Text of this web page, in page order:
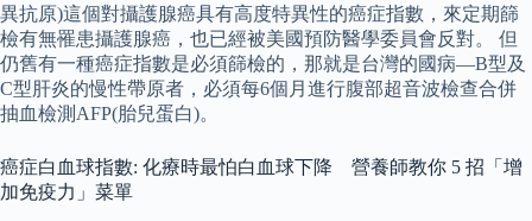
異抗原)這個對攝護腺癌具有高度特異性的癌症指數，來定期篩
檢有無罹患攝護腺癌，也已經被美國預防醫學委員會反對。 但
仍舊有一種癌症指數是必須篩檢的，那就是台灣的國病—B型及
C型肝炎的慢性帶原者，必須每6個月進行腹部超音波檢查合併
抽血檢測AFP(胎兒蛋白)。
癌症白血球指數: 化療時最怕白血球下降 營養師教你 5 招「增
加免疫力」菜單